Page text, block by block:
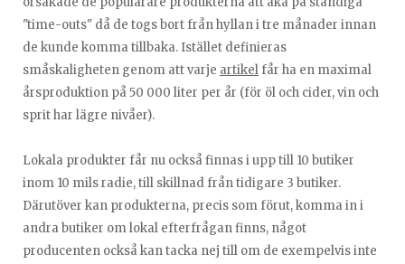
"time-outs" då de togs bort från hyllan i tre månader innan
de kunde komma tillbaka. Istället definieras
småskaligheten genom att varje artikel får ha en maximal
årsproduktion på 50 000 liter per år (för öl och cider, vin och
sprit har lägre nivåer).
Lokala produkter får nu också finnas i upp till 10 butiker
inom 10 mils radie, till skillnad från tidigare 3 butiker.
Därutöver kan produkterna, precis som förut, komma in i
andra butiker om lokal efterfrågan finns, något
producenten också kan tacka nej till om de exempelvis inte